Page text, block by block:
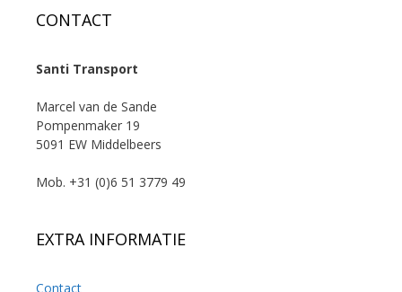
CONTACT
Santi Transport
Marcel van de Sande
Pompenmaker 19
5091 EW Middelbeers
Mob. +31 (0)6 51 3779 49
EXTRA INFORMATIE
Contact